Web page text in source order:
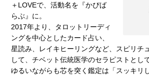
＋LOVEで、活動名を『かぴば
らぶ』に。
2017年より、タロットリーディ
ングを中心としたカード占い、
星読み、レイキヒーリングなど、スピリチ
して、チベット伝統医学のセラピストとし
ゆるいながらも芯を突く鑑定は「スッキリ